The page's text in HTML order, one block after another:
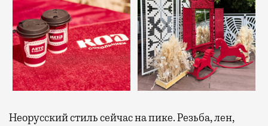
Неорусский стиль сейчас на пике. Резьба, лен,